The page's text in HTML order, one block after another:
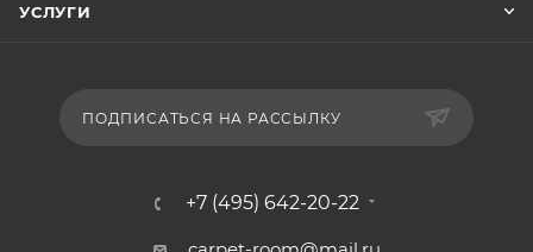
УСЛУГИ
ПОДПИСАТЬСЯ НА РАССЫЛКУ
+7 (495) 642-20-22